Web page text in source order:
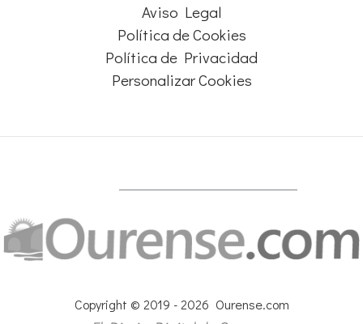
Aviso Legal
Política de Cookies
Política de Privacidad
Personalizar Cookies
Copyright © 2019 - 2026 Ourense.com